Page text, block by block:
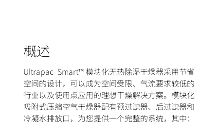
概述
Ultrapac Smart™ 模块化无热除湿干燥器采用节省
空间的设计，可以成为空间受限、气流要求较低的
行业以及使用点应用的理想干燥解决方案。模块化
吸附式压缩空气干燥器配有预过滤器、后过滤器和
冷凝水排放口，为您提供一个完整的系统，其中：